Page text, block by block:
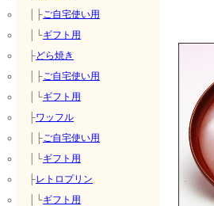
│├ご自宅使い用
│└ギフト用
├どら焼き
│├ご自宅使い用
│└ギフト用
├ワッフル
│├ご自宅使い用
│└ギフト用
├レトロプリン
│└ギフト用